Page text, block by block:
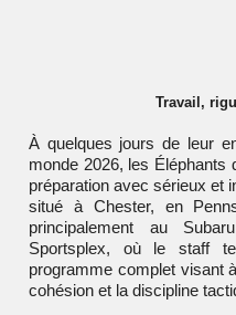
Travail,
À quelques jours de leur entrée en lice dans la Coupe du
monde 2026, les Éléphants
préparation avec sérieux et
situé à Chester, en
principalement au
Sportsplex, où le staff
programme complet visant
cohésion et la discipline